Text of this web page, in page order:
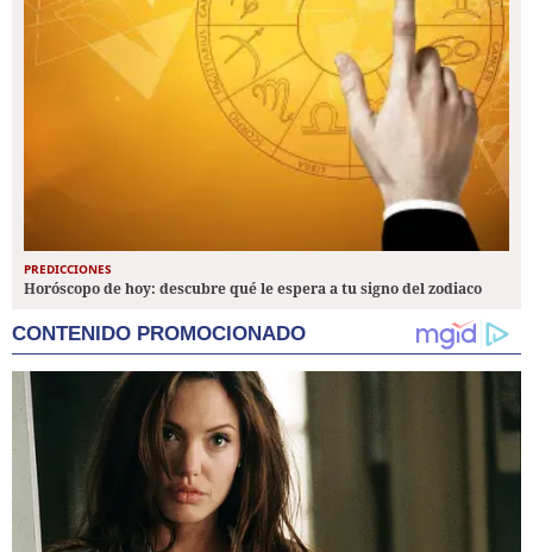
PREDICCIONES
Horóscopo de hoy: descubre qué le espera a tu signo del zodiaco
CONTENIDO PROMOCIONADO